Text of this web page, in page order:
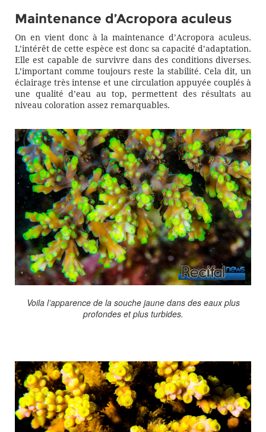
Maintenance d’Acropora aculeus
On en vient donc à la maintenance d’Acropora aculeus.
L’intérêt de cette espèce est donc sa capacité d’adaptation.
Elle est capable de survivre dans des conditions diverses.
L’important comme toujours reste la stabilité. Cela dit, un
éclairage très intense et une circulation appuyée couplés à
une qualité d’eau au top, permettent des résultats au
niveau coloration assez remarquables.
Voila l’apparence de la souche jaune dans des eaux plus
profondes et plus turbides.